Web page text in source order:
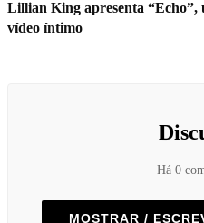
Lillian King apresenta “Echo”,
vídeo íntimo
Há 0
MOSTRAR /